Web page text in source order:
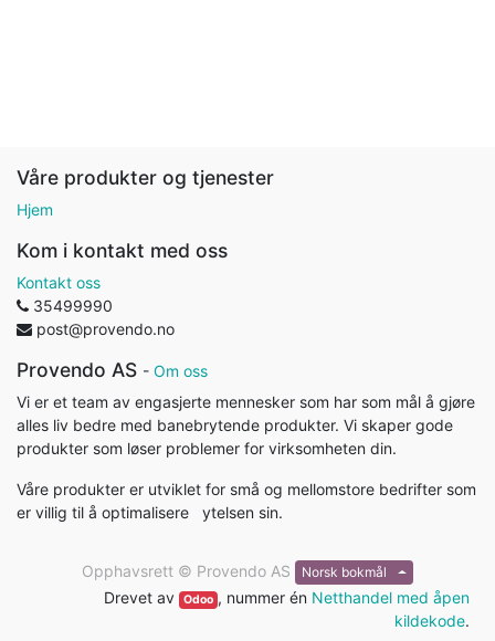
Våre produkter og tjenester
Hjem
Kom i kontakt med oss
Kontakt oss
35499990
post@provendo.no
Provendo AS - Om oss
Vi er et team av engasjerte mennesker som har som mål å gjøre
alles liv bedre med banebrytende produkter. Vi skaper gode
produkter som løser problemer for virksomheten din.
Våre produkter er utviklet for små og mellomstore bedrifter som
er villig til å optimalisere ytelsen sin.
Opphavsrett © Provendo AS Norsk bokmål
Drevet av Odoo , nummer én Netthandel med åpen
kildekode.